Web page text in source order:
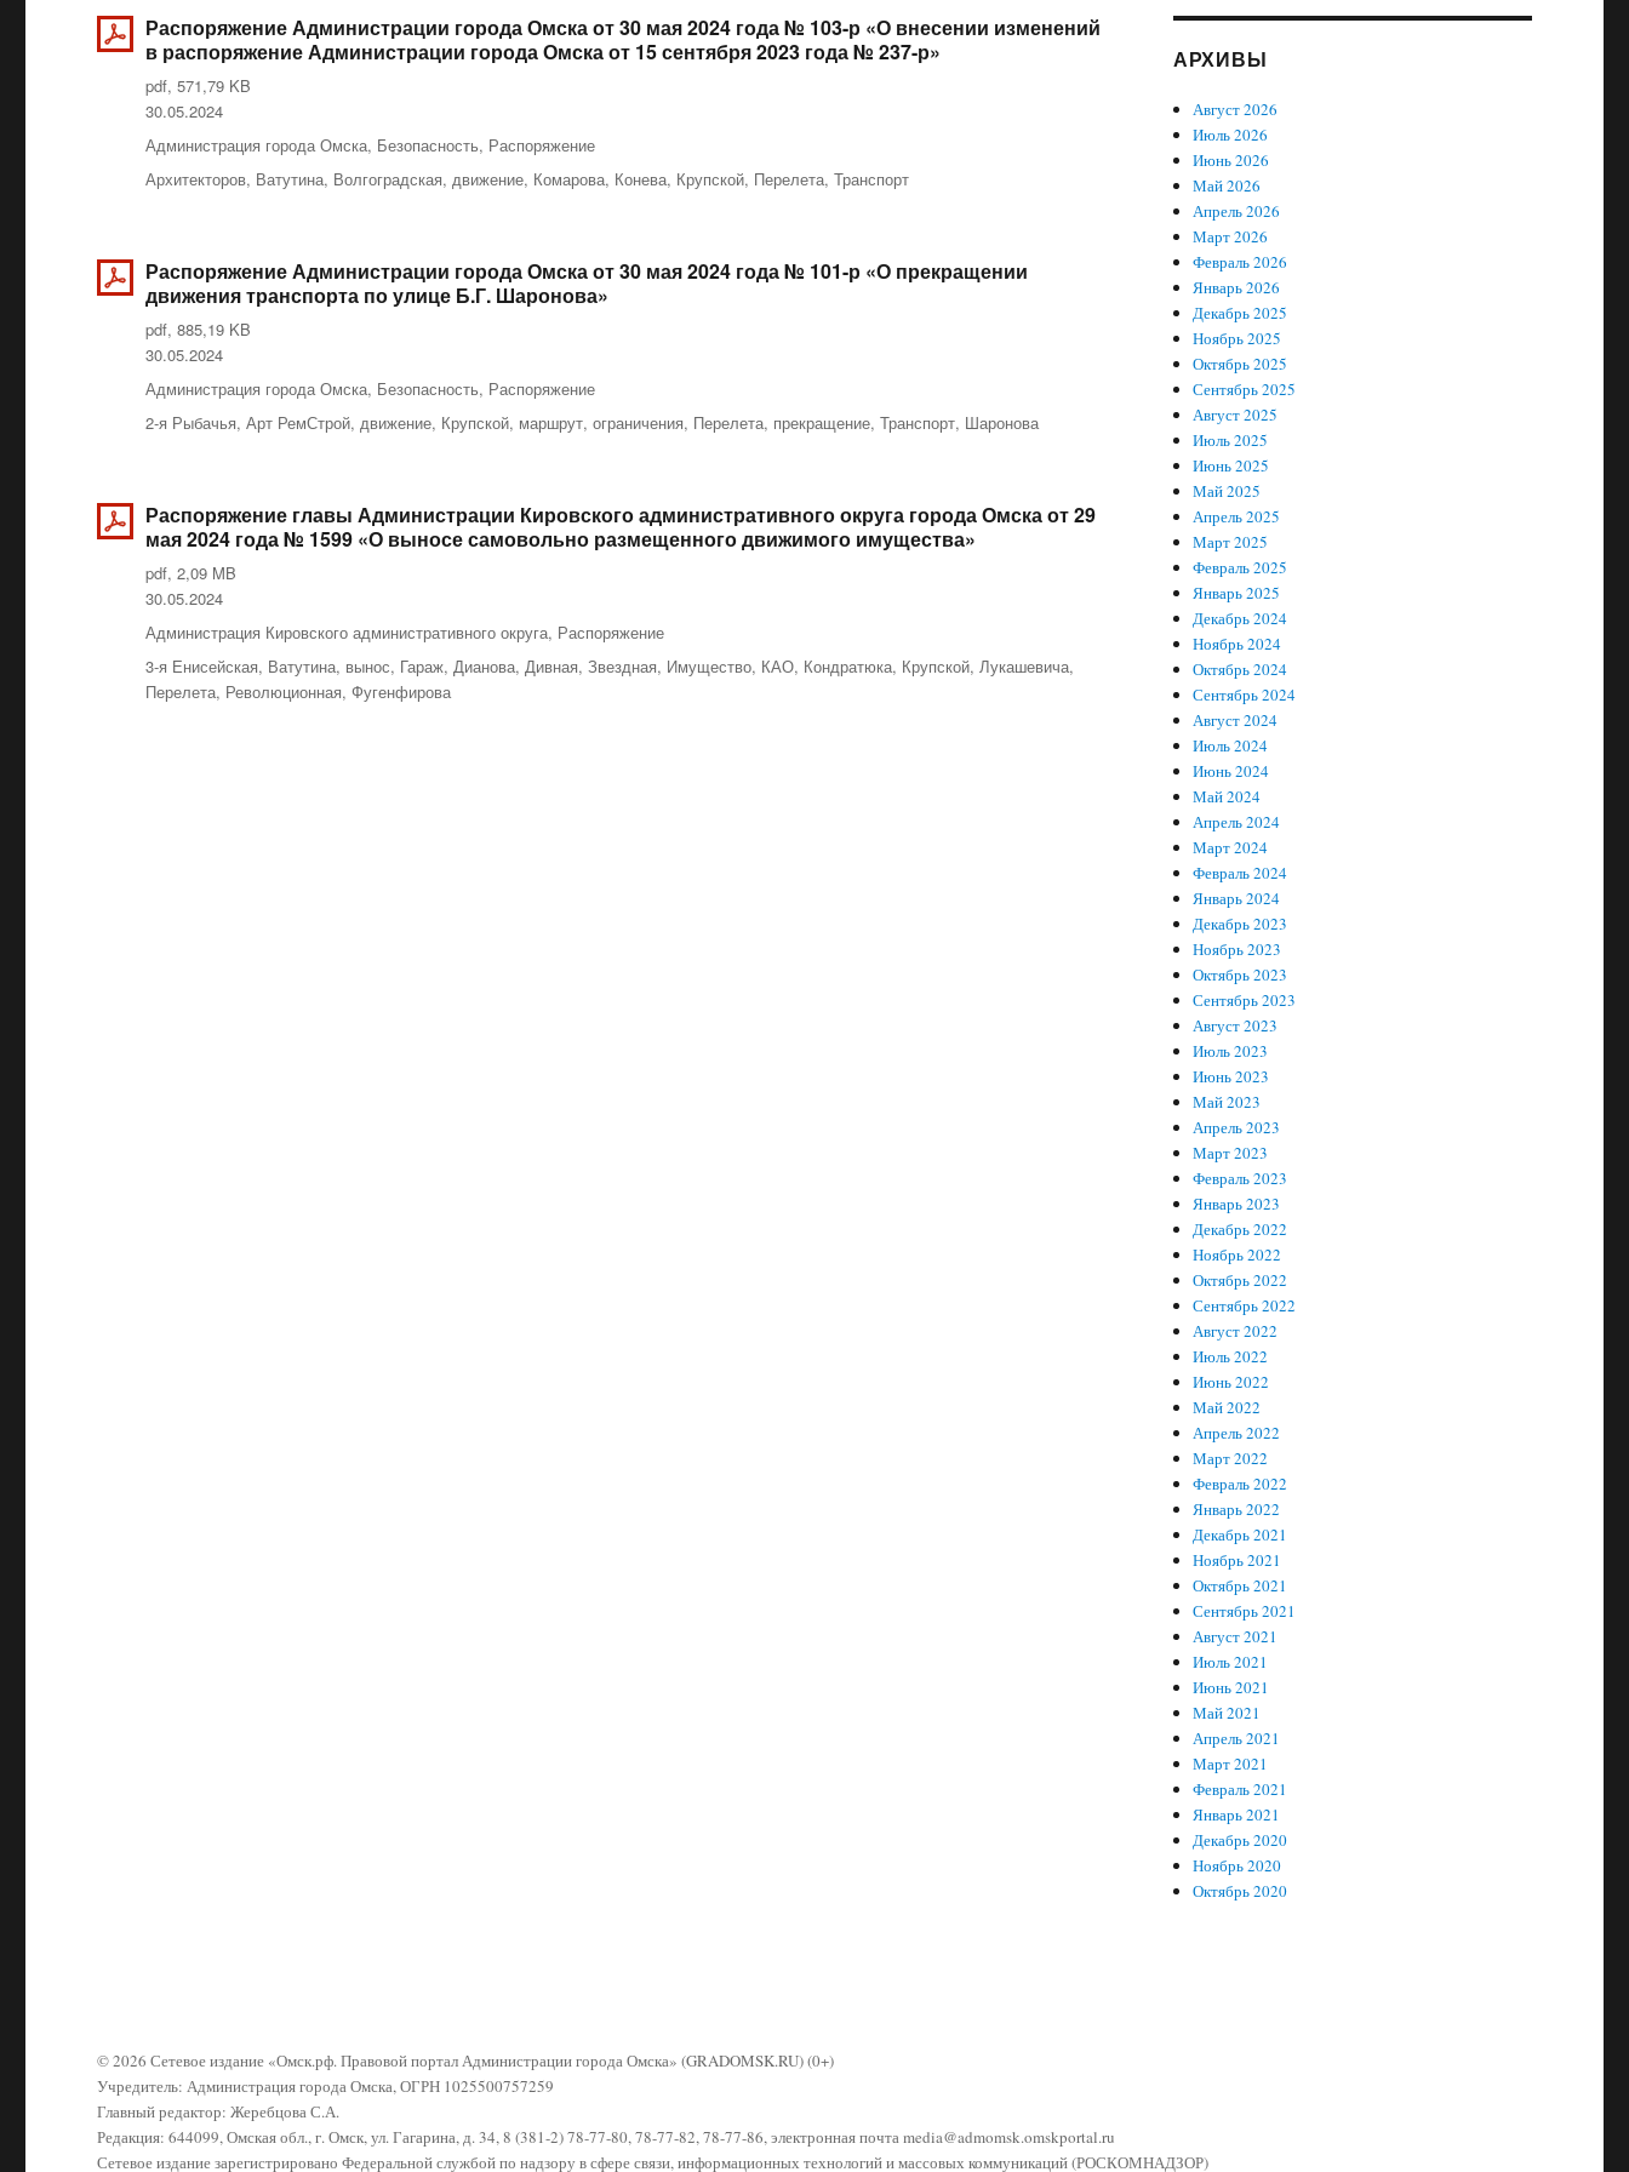
Распоряжение Администрации города Омска от 30 мая 2024 года № 103-р «О внесении изменений
в распоряжение Администрации города Омска от 15 сентября 2023 года № 237-р»
pdf, 571,79 KB
Опубликовано
30.05.2024
Рубрики
Администрация города Омска, Безопасность, Распоряжение
Метки
Архитекторов, Ватутина, Волгоградская,движение, Комарова, Конева, Крупской, Перелета,Транспорт
Распоряжение Администрации города Омска от 30 мая 2024 года № 101-р «О прекращении
движения транспорта по улице Б.Г. Шаронова»
pdf, 885,19 KB
Опубликовано
30.05.2024
Рубрики
Администрация города Омска, Безопасность, Распоряжение
Метки
2-я Рыбачья,Арт РемСтрой,движение, Крупской, маршрут,ограничения, Перелета, прекращение,Транспорт, Шаронова
Распоряжение главы Администрации Кировского административного округа города Омска от 29
мая 2024 года № 1599 «О выносе самовольно размещенного движимого имущества»
pdf, 2,09 MB
Опубликовано
30.05.2024
Рубрики
Администрация Кировского административного округа, Распоряжение
Метки
3-я Енисейская, Ватутина, вынос, Гараж,Дианова,Дивная,Звездная, Имущество, КАО, Кондратюка, Крупской,Лукашевича,
Перелета, Революционная,Фугенфирова
АРХИВЫ
Август 2026
Июль 2026
Июнь 2026
Май 2026
Апрель 2026
Март 2026
Февраль 2026
Январь 2026
Декабрь 2025
Ноябрь 2025
Октябрь 2025
Сентябрь 2025
Август 2025
Июль 2025
Июнь 2025
Май 2025
Апрель 2025
Март 2025
Февраль 2025
Январь 2025
Декабрь 2024
Ноябрь 2024
Октябрь 2024
Сентябрь 2024
Август 2024
Июль 2024
Июнь 2024
Май 2024
Апрель 2024
Март 2024
Февраль 2024
Январь 2024
Декабрь 2023
Ноябрь 2023
Октябрь 2023
Сентябрь 2023
Август 2023
Июль 2023
Июнь 2023
Май 2023
Апрель 2023
Март 2023
Февраль 2023
Январь 2023
Декабрь 2022
Ноябрь 2022
Октябрь 2022
Сентябрь 2022
Август 2022
Июль 2022
Июнь 2022
Май 2022
Апрель 2022
Март 2022
Февраль 2022
Январь 2022
Декабрь 2021
Ноябрь 2021
Октябрь 2021
Сентябрь 2021
Август 2021
Июль 2021
Июнь 2021
Май 2021
Апрель 2021
Март 2021
Февраль 2021
Январь 2021
Декабрь 2020
Ноябрь 2020
Октябрь 2020
© 2026 Сетевое издание «Омск.рф. Правовой портал Администрации города Омска» (GRADOMSK.RU) (0+)
Учредитель: Администрация города Омска, ОГРН 1025500757259
Главный редактор: Жеребцова С.А.
Редакция: 644099, Омская обл., г. Омск, ул. Гагарина, д. 34, 8 (381-2) 78-77-80, 78-77-82, 78-77-86, электронная почтаmedia@admomsk.omskportal.ru
Сетевое издание зарегистрировано Федеральной службой по надзору в сфере связи, информационных технологий и массовых коммуникаций (РОСКОМНАДЗОР)